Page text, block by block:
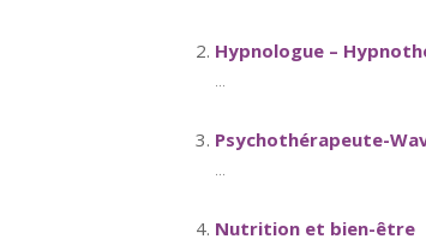
Hypnologue –
...
Psychothérapeute-
...
Nutrition et bien-être